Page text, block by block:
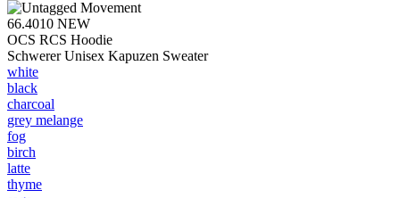
66.4010 NEW
OCS RCS Hoodie
Schwerer Unisex Kapuzen Sweater
white
black
charcoal
grey melange
fog
birch
latte
thyme